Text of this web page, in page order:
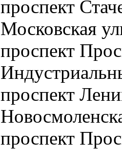
проспект
Московская
проспект
проспект
проспект